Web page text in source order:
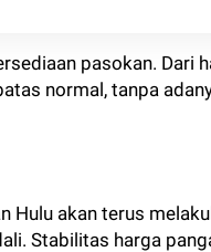
pasokan. Dari
normal, tanpa
Hulu akan terus
Stabilitas harga